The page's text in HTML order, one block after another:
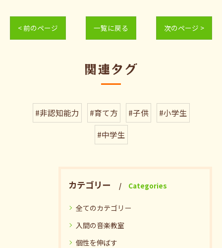
< 前のページ 一覧に戻る 次のページ >
関連タグ
#非認知能力 #育て方 #子供
#小学生
#中学生
カテゴリー Categories
全てのカテゴリー
入間の音楽教室
個性を伸ばす